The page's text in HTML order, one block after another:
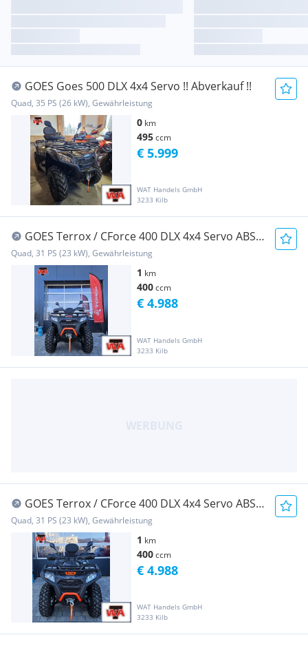
GOES Goes 500 DLX 4x4 Servo !! Abverkauf !!
Quad, 35 PS (26 kW), Gewährleistung
0 km
495ccm
WAT Handels GmbH
3233 Kilb
€ 5.999
GOES Terrox / CForce 400 DLX 4x4 Servo ABS
90 km/h
Quad, 31 PS (23 kW), Gewährleistung
1 km
400ccm
WAT Handels GmbH
3233 Kilb
€ 4.988
GOES Terrox / CForce 400 DLX 4x4 Servo ABS
90 km/h
Quad, 31 PS (23 kW), Gewährleistung
1 km
400ccm
WAT Handels GmbH
3233 Kilb
€ 4.988